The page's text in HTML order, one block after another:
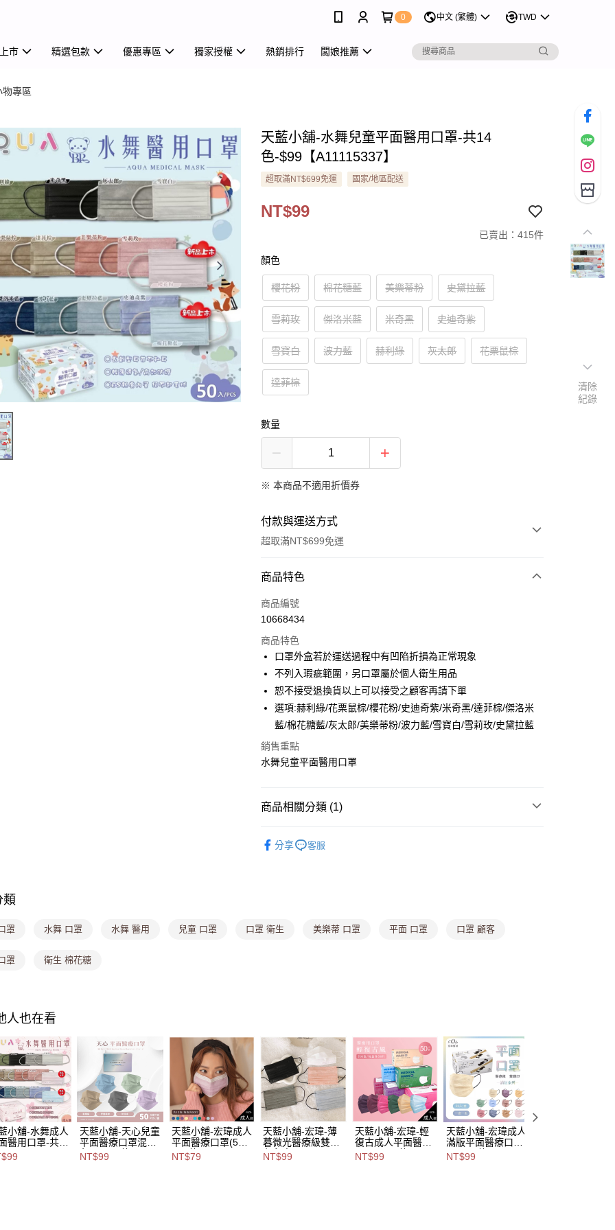
0 中文 (繁體) TWD
市 精選包款 優惠專區 獨家授權 熱銷排行 闆娘推薦
物專區
天藍小舖-水舞兒童平面醫用口罩-共14
色-$99【A11115337】
超取滿NT$699免運 國家/地區配送
NT$99
已賣出：415件
顏色
櫻花粉 棉花糖藍 美樂蒂粉 史黛拉藍
雪莉玫 傑洛米藍 米奇黑 史迪奇紫
雪寶白 波力藍 赫利綠 灰太郎 花栗鼠棕
達菲棕
數量
※ 本商品不適用折價券
付款與運送方式
超取滿NT$699免運
付款方式
信用卡一次付款
LINE Pay
Apple Pay
街口支付
悠遊付
Google Pay
【大哥付你分期使用說明】
流程，驗證手機門號後，選擇欲分期的期數、繳款截止日，確認付款後即
1.分期款項不併入電信帳單，「大哥付你分期」於每月結算日後寄送繳費提
2.基於同意付款使用「大哥付你分期」之契約關係目的，商店將以您的個人
資料（包含姓名、電話或地址）提供予台灣大哥大進項蒐集、處理及利
用，由本公司與您本人進行分期帳單所需資料之確認、核對及更正。
3.完整用戶服務條款，請詳閱以下連結：https://oppay.tw/userRule
付款後全家取貨
每筆NT$8,888，滿NT$8,888(含以上)免運費
7-11取貨付款
每筆NT$80，滿NT$1,000(含以上)免運費
付款後7-11取貨
每筆NT$80，滿NT$1,000(含以上)免運費
宅配
商品特色
商品編號
10668434
商品特色
口罩外盒若於運送過程中有凹陷折損為正常現象
不列入瑕疵範圍，另口罩屬於個人衛生用品
恕不接受退換貨以上可以接受之顧客再請下單
選項:赫利綠/花栗鼠棕/櫻花粉/史迪奇紫/米奇黑/達菲棕/傑洛米
藍/棉花糖藍/灰太郎/美樂蒂粉/波力藍/雪寶白/雪莉玫/史黛拉藍
銷售重點
水舞兒童平面醫用口罩
商品相關分類 (1)
分享
客服
類
罩 水舞 口罩 水舞 醫用 兒童 口罩 口罩 衛生 美樂蒂 口罩 平面 口罩 口罩 顧客
罩 衛生 棉花糖
人也在看
小舖-水舞成人
醫用口罩-共
【A111153
天藍小舖-天心兒童
平面醫療口罩混5
色(50入)-共2
色-$99【A111153
NT$99
天藍小舖-宏瑋成人
平面醫療口罩(50
入)-共12
色-$79【A111115
NT$79
天藍小舖-宏瑋-薄
暮微光醫療級雙鋼
印兒童平面口罩50
入-共5色-$99
NT$99
天藍小舖-宏瑋-輕
復古成人平面醫療
口罩50入-共9
色-$99【A111127
NT$99
天藍小舖-宏瑋成人
滿版平面醫療口罩
(50入)-共11
色-$99【A111158
NT$99
清除
紀錄